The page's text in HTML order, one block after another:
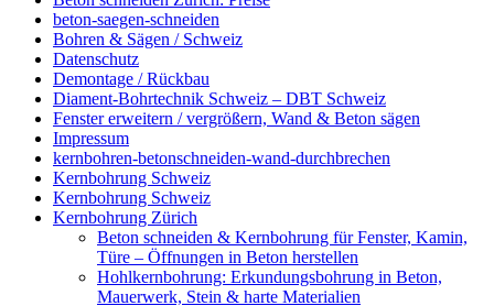
beton-saegen-schneiden
Bohren & Sägen / Schweiz
Datenschutz
Demontage / Rückbau
Diament-Bohrtechnik Schweiz – DBT Schweiz
Fenster erweitern / vergrößern, Wand & Beton sägen
Impressum
kernbohren-betonschneiden-wand-durchbrechen
Kernbohrung Schweiz
Kernbohrung Schweiz
Kernbohrung Zürich
Beton schneiden & Kernbohrung für Fenster, Kamin,
Türe – Öffnungen in Beton herstellen
Hohlkernbohrung: Erkundungsbohrung in Beton,
Mauerwerk, Stein & harte Materialien